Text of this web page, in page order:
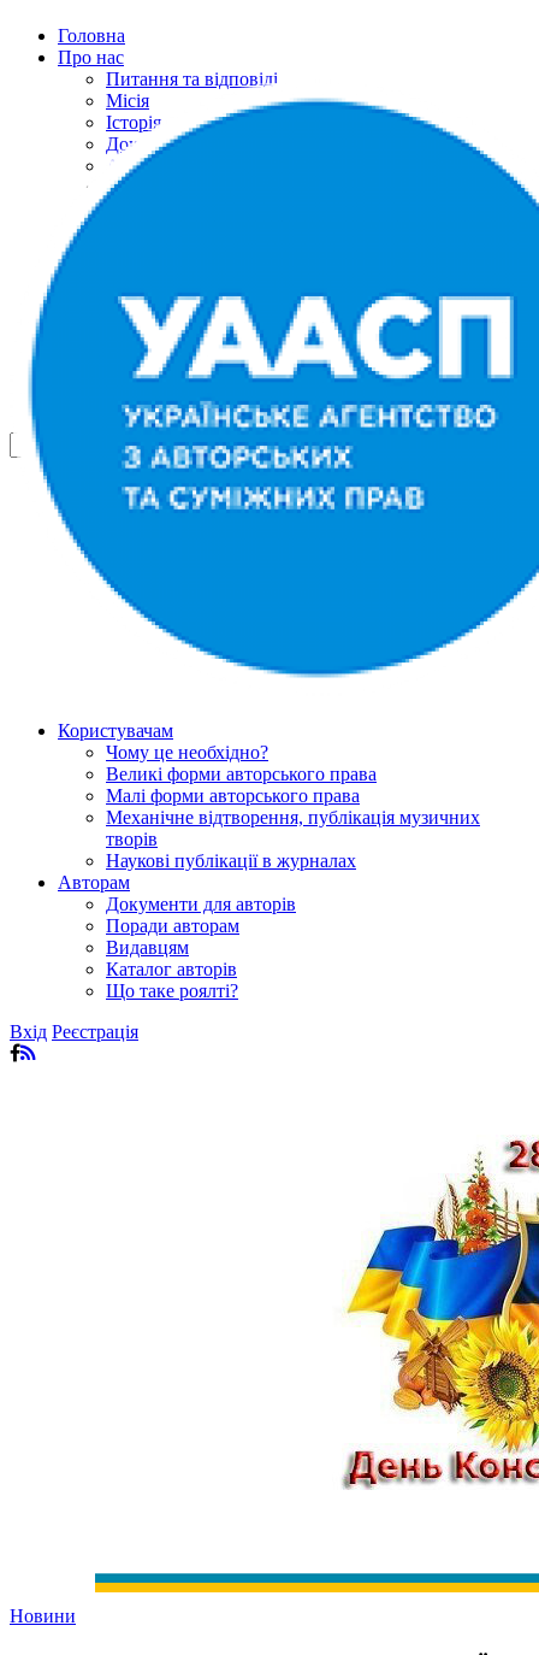
Головна
Про нас
Питання та відповіді
Місія
Історія
Документи
Авторська рада
Рада правовласників
Новини
Контакти
Українська
Русский
Користувачам
Чому це необхідно?
Великі форми авторського права
Малі форми авторського права
Механічне відтворення, публікація музичних
творів
Наукові публікації в журналах
Авторам
Документи для авторів
Поради авторам
Видавцям
Каталог авторів
Що таке роялті?
Вхід Реєстрація
Новини